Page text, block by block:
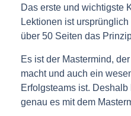
Das erste und wichtigste
Lektionen ist
über 50 Seiten das
Es ist der Mastermind,
macht und auch ein
Erfolgsteams ist.
genau es mit dem